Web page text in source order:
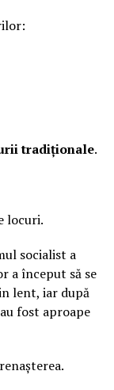
tradiționale.
locuri.
socialist a
a început să se
lent, iar după
fost aproape